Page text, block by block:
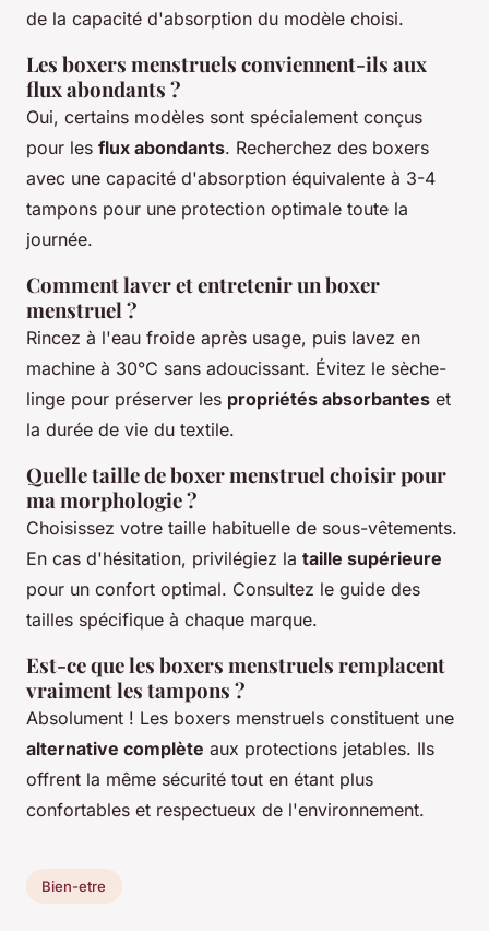
de la capacité d'absorption du modèle choisi.
Les boxers menstruels conviennent-ils aux
flux abondants ?
Oui, certains modèles sont spécialement conçus
pour les flux abondants. Recherchez des boxers
avec une capacité d'absorption équivalente à 3-4
tampons pour une protection optimale toute la
journée.
Comment laver et entretenir un boxer
menstruel ?
Rincez à l'eau froide après usage, puis lavez en
machine à 30°C sans adoucissant. Évitez le sèche-
linge pour préserver les propriétés absorbantes et
la durée de vie du textile.
Quelle taille de boxer menstruel choisir pour
ma morphologie ?
Choisissez votre taille habituelle de sous-vêtements.
En cas d'hésitation, privilégiez la taille supérieure
pour un confort optimal. Consultez le guide des
tailles spécifique à chaque marque.
Est-ce que les boxers menstruels remplacent
vraiment les tampons ?
Absolument ! Les boxers menstruels constituent une
alternative complète aux protections jetables. Ils
offrent la même sécurité tout en étant plus
confortables et respectueux de l'environnement.
Bien-etre